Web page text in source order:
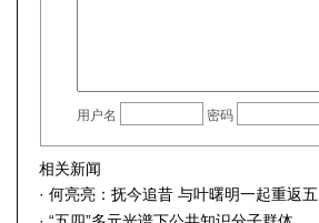
用户名 密码
相关新闻
· 何亮亮：抚今追昔 与叶曙明一起重返